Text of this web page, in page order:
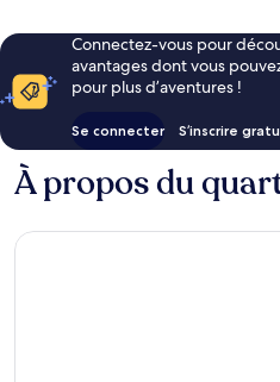
Connectez-vous pour
avantages dont vous
pour plus d’aventures !
Se connecter S’inscrire
À propos du